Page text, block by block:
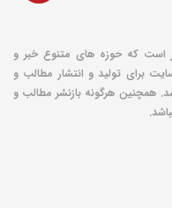
است که حوزه های متنوع خبر و
برای تولید و انتشار مطالب و
همچنین هرگونه بازنشر مطالب و